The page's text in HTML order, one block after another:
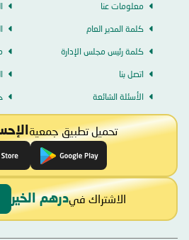
معلومات عنا
كلمة المدير العام
كلمة رئيس مجلس الإدارة
اتصل بنا
الأسئلة الشائعة
تحميل تطبيق جمعية
الاشتراك فيدرهم الخير